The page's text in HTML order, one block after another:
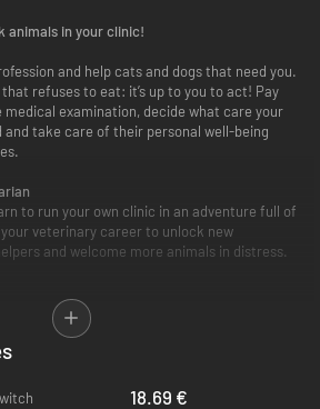
animals in your clinic!
and help cats and dogs that need you.
refuses to eat: it’s up to you to act! Pay
examination, decide what care your
take care of their personal well-being
to run your own clinic in an adventure full of
veterinary career to unlock new
and welcome more animals in distress.
your character and decorate the different
your style. Upgrade your medical
to give your canine and feline patients a little
18.69 €